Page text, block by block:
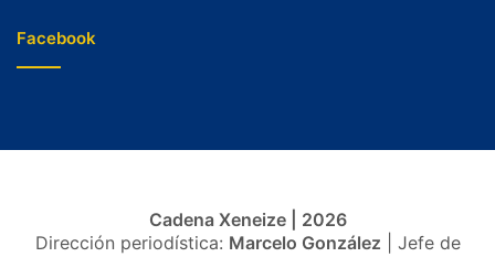
Facebook
Cadena Xeneize | 2026
Dirección periodística: Marcelo González | Jefe de